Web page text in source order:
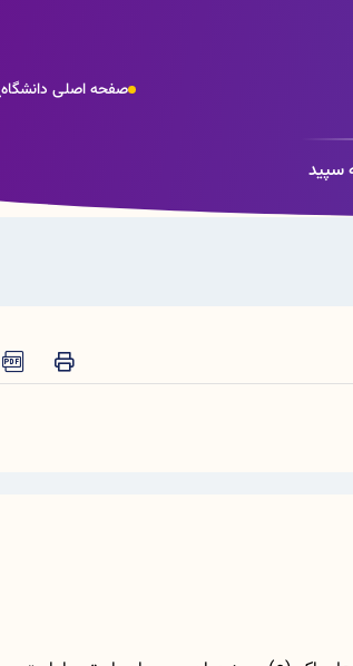
صفحه اصلی دانشگاه
سپید